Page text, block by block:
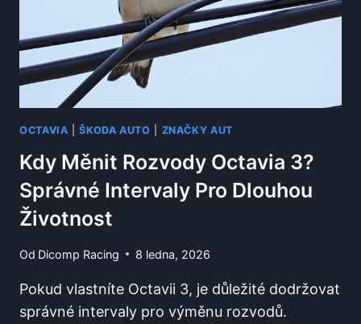
PRO
MAXIMÁLNÍ
VYUŽITÍ
OCTAVIA |ŠKODA AUTO ZNAČKY AUT
Kdy Měnit Rozvody Octavia 3?
Správné Intervaly Pro Dlouhou
Životnost
Od Dicomp Racing 8 ledna, 2026
Pokud vlastníte Octavii 3, je důležité dodržovat
správné intervaly pro výměnu rozvodů.